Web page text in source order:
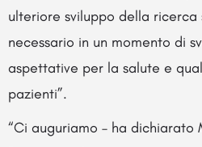
ulteriore sviluppo della
necessario in un momento di
aspettative per la salute e
pazienti”.
“Ci auguriamo – ha dichiarato